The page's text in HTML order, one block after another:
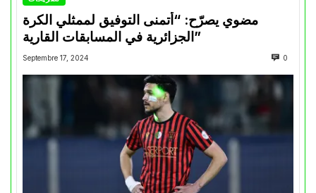
مضوي يصرّح: “أتمنى التوفيق لممثلي الكرة
الجزائرية في المسابقات القارية”
Septembre 17, 2024 0